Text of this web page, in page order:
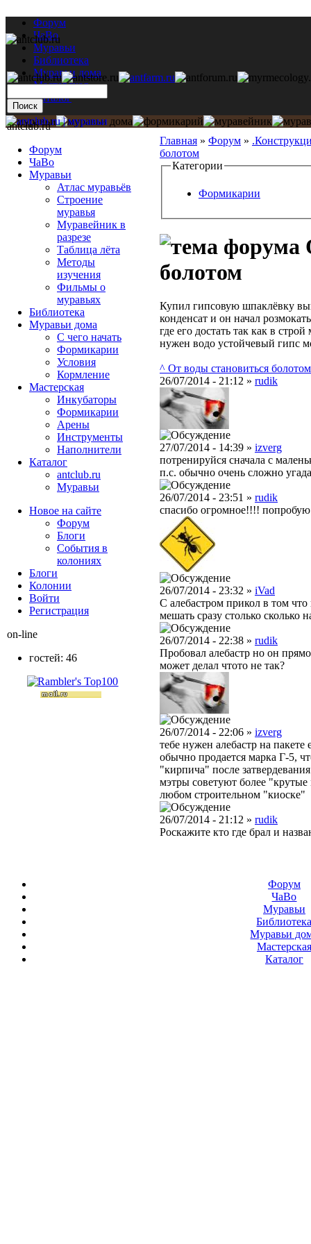
Форум
ЧаВо
Муравьи
Библиотека
Муравьи дома
Мастерская
Каталог
Главная » Форум »
болотом
Категории
Формикарии
болотом
Купил гипсовую шпаклёвку
конденсат и он начал
где его достать так как в
нужен водо устойчевый гипс
^ От воды становиться болотом
26/07/2014 - 21:12 » rudik
27/07/2014 - 14:39 » izverg
потренируйся сначала с
п.с. обычно очень сложно
26/07/2014 - 23:51 » rudik
спасибо огромное!!!!
26/07/2014 - 23:32 » iVad
С алебастром прикол в том
мешать сразу столько сколько
26/07/2014 - 22:38 » rudik
Пробовал алебастр но он
может делал чтото не так?
26/07/2014 - 22:06 » izverg
тебе нужен алебастр на
обычно продается марка Г-5,
"кирпича" после
мэтры советуют более "крутые
любом строительном "киоске"
26/07/2014 - 21:12 » rudik
Роскажите кто где брал и
antclub.ru
Форум
ЧаВо
Муравьи
Атлас муравьёв
Строение
муравья
Муравейник в
разрезе
Таблица лёта
Методы
изучения
Фильмы о
муравьях
Библиотека
Муравьи дома
С чего начать
Формикарии
Условия
Кормление
Мастерская
Инкубаторы
Формикарии
Арены
Инструменты
Наполнители
Каталог
antclub.ru
Муравьи
Новое на сайте
Форум
Блоги
События в
колониях
Блоги
Колонии
Войти
Peгиcтpaция
on-line
гостей: 46
Форум
ЧаВо
Муравьи
Муравьи
Мастерская
Каталог